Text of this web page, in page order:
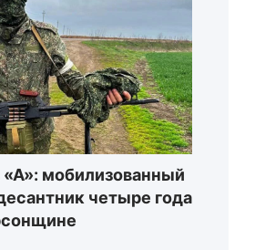
мобилизованный
четыре года